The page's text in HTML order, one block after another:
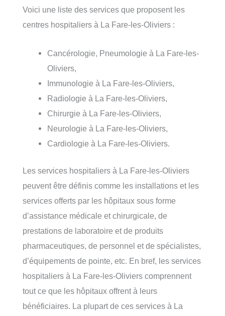
Voici une liste des services que proposent les
centres hospitaliers à La Fare-les-Oliviers :
Cancérologie, Pneumologie à La Fare-les-
Oliviers,
Immunologie à La Fare-les-Oliviers,
Radiologie à La Fare-les-Oliviers,
Chirurgie à La Fare-les-Oliviers,
Neurologie à La Fare-les-Oliviers,
Cardiologie à La Fare-les-Oliviers.
Les services hospitaliers à La Fare-les-Oliviers
peuvent être définis comme les installations et les
services offerts par les hôpitaux sous forme
d’assistance médicale et chirurgicale, de
prestations de laboratoire et de produits
pharmaceutiques, de personnel et de spécialistes,
d’équipements de pointe, etc. En bref, les services
hospitaliers à La Fare-les-Oliviers comprennent
tout ce que les hôpitaux offrent à leurs
bénéficiaires. La plupart de ces services à La